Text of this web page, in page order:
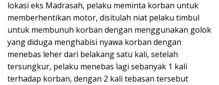
lokasi eks Madrasah, pelaku meminta korban untuk
memberhentikan motor, disitulah niat pelaku timbul
untuk membunuh korban dengan menggunakan golok
yang diduga menghabisi nyawa korban dengan
menebas leher dari belakang satu kali, setelah
tersungkur, pelaku menebas lagi sebanyak 1 kali
terhadap korban, dengan 2 kali tebasan tersebut